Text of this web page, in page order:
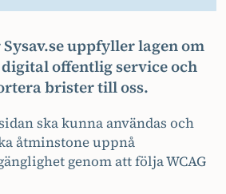
uppfyller lagen om
offentlig service och
brister till oss.
ska kunna användas och
åtminstone uppnå
genom att följa WCAG